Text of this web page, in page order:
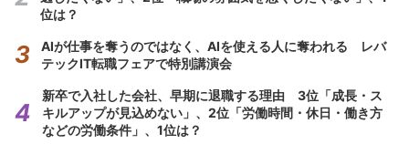
位は？
AIが仕事を奪うのではなく、AIを使える人に奪われる レバ
テックIT転職フェアで特別講演会
新卒で入社した会社、早期に退職する理由 3位「成長・ス
キルアップが見込めない」、2位「労働時間・休日・働き方
などの労働条件」、1位は？